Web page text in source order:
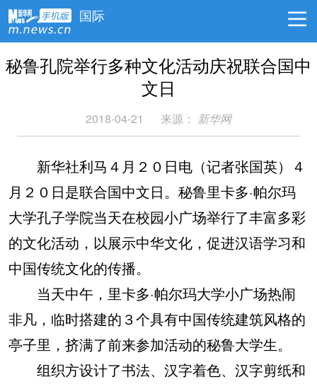
国际
秘鲁孔院举行多种文化活动庆祝联合国中
文日
2018-04-21 来源： 新华网
新华社利马４月２０日电（记者张国英）４
月２０日是联合国中文日。秘鲁里卡多·帕尔玛
大学孔子学院当天在校园小广场举行了丰富多彩
的文化活动，以展示中华文化，促进汉语学习和
中国传统文化的传播。
当天中午，里卡多·帕尔玛大学小广场热闹
非凡，临时搭建的３个具有中国传统建筑风格的
亭子里，挤满了前来参加活动的秘鲁大学生。
组织方设计了书法、汉字着色、汉字剪纸和